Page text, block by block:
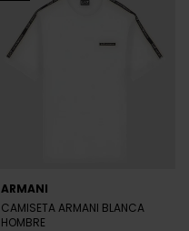
ARMANI
CAMISETA ARMANI BLANCA
HOMBRE